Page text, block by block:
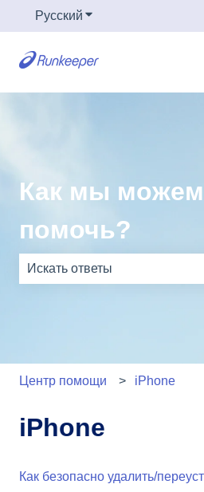
Русский Показать подменю
Как мы
помочь?
Результаты отсутствуют,
Центр помощи iPhone
iPhone
Как безопасно удалить/